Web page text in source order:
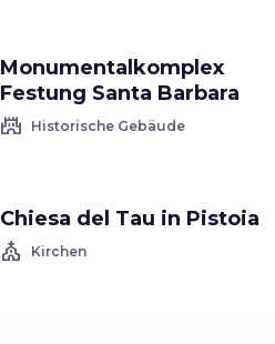
Monumentalkomplex
Festung Santa Barbara
castle Historische Gebäude
Chiesa del Tau in Pistoia
church Kirchen